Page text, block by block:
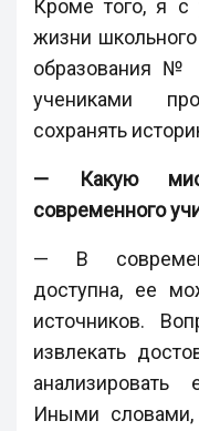
Кроме того, я с
жизни
образования №
учениками
сохранять
— Какую
современного
— В
доступна, ее
источников.
извлекать
Иными